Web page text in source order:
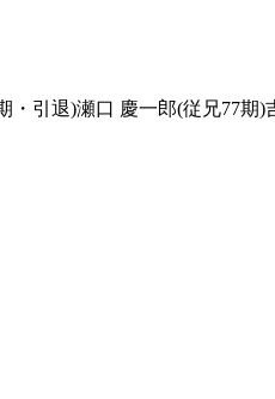
・引退)瀬口 慶一郎(従兄77期)